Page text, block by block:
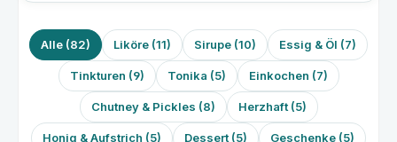
Alle (82) Liköre (11) Sirupe (10) Essig & Öl (7)
Tinkturen (9) Tonika (5) Einkochen (7)
Chutney & Pickles (8) Herzhaft (5)
Honig & Aufstrich (5) Dessert (5) Geschenke (5)